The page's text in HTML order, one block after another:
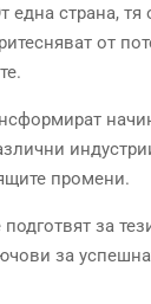
една страна,
от
промени.
за
за